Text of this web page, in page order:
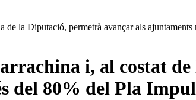
la Diputació, permetrà avançar als ajuntaments
i, al costat de
del 80% del Pla